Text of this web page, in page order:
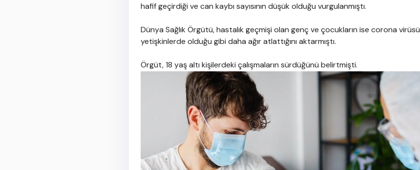
hafif geçirdiği ve can kaybı sayısının düşük olduğu vurgulanmıştı.
Dünya Sağlık Örgütü, hastalık geçmişi olan genç ve çocukların ise corona virüsü
yetişkinlerde olduğu gibi daha ağır atlattığını aktarmıştı.
Örgüt, 18 yaş altı kişilerdeki çalışmaların sürdüğünü belirtmişti.